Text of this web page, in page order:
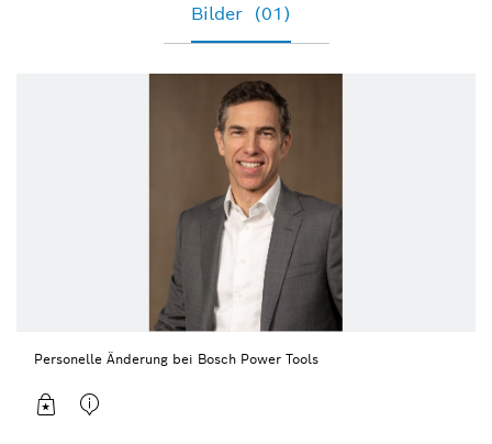
Bilder (01)
Personelle Änderung bei Bosch Power Tools